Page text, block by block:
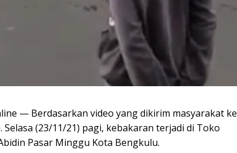
— Berdasarkan video yang dikirim masyarakat ke
Selasa (23/11/21) pagi, kebakaran terjadi di Toko
Pasar Minggu Kota Bengkulu.